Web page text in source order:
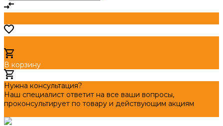
В корзину
Нужна консультация?
Наш специалист ответит на все ваши вопросы,
проконсультирует по товару и действующим акциям